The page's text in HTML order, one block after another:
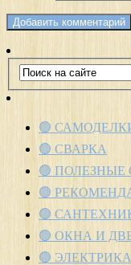
🟢
🟢 СВАРКА
🟢 ПОЛЕЗНЫЕ
🟢
🟢
🟢 ОКНА И
🟢 ЭЛЕКТРИКА